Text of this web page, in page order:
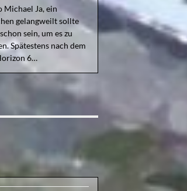
Michael Ja, ein
gelangweilt sollte
sein, um es zu
Spätestens nach dem
6…